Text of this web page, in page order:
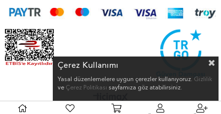
Çerez Kullanımı
Yasal düzenlemelere uygun çerezler kullanıyoruz. Gizlilik
ve Çerez Politikası sayfamıza göz atabilirsiniz.